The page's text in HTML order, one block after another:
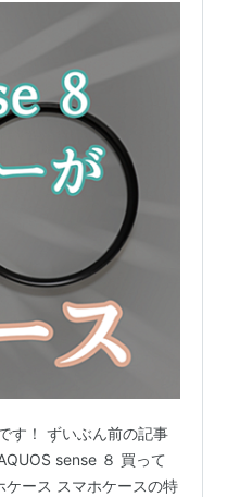
す！ ずいぶん前の記事
sense ８ 買って
ケース スマホケースの特